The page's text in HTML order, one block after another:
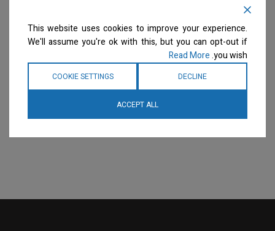
שמפו
המחיר ייחשף רק לבעלי
מספרות רשומיםצרו קשר
למידע נוסף
שמפו
המחיר ייחשף רק לבעלי
מספרות רשומיםצרו קשר
למידע נוסף
This website uses cookies to improve your experience.
We'll assume you're ok with this, but you can opt-out if
you wish.
Read More
DECLINE
COOKIE SETTINGS
ACCEPT ALL